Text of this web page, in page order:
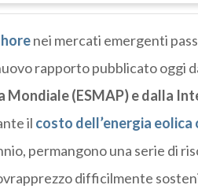
nei mercati emergenti
rapporto pubblicato oggi
Mondiale (ESMAP) e dalla
il costo dell’energia
permangono una serie di
difficilmente